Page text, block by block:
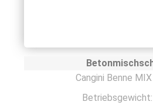
Cangini Benne